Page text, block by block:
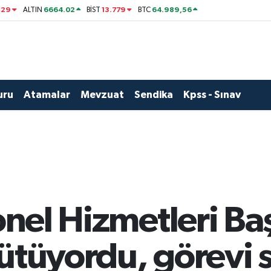
ALTIN 6664.02 BİST13.779 BTC 64.989,56
Atamalar Mevzuat Sendika Kpss - Sınav
Hizmetleri
görevi